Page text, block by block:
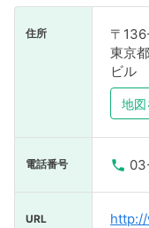
住所
〒
東京
ビル
地図
電話番号
URL